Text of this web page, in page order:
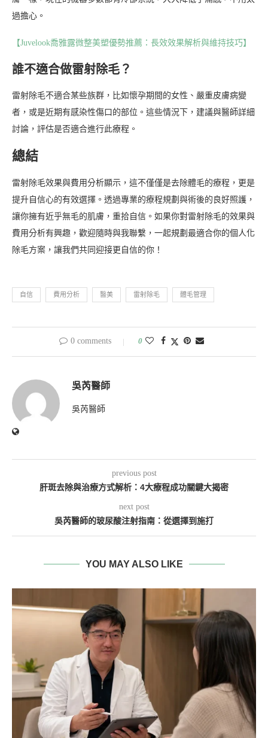
過擔心。
【Juvelook喬雅露微整美塑優勢推薦：長效效果解析與維持技巧】
誰不適合做雷射除毛？
雷射除毛不適合某些族群，比如懷孕期間的女性、嚴重皮膚病變
者，或是近期有感染性傷口的部位。這些情況下，建議與醫師詳細
討論，評估是否適合進行此療程。
總結
雷射除毛效果與費用分析顯示，這不僅僅是去除體毛的療程，更是
提升自信心的有效選擇。透過專業的療程規劃與術後的良好照護，
讓你擁有近乎無毛的肌膚，重拾自信。如果你對雷射除毛的效果與
費用分析有興趣，歡迎隨時與我聯繫，一起規劃最適合你的個人化
除毛方案，讓我們共同迎接更自信的你！
自信 費用分析 醫美 雷射除毛 體毛管理
0 comments 0
吳芮醫師
吳芮醫師
previous post
肝斑去除與治療方式解析：4大療程成功關鍵大揭密
next post
吳芮醫師的玻尿酸注射指南：從選擇到施打
YOU MAY ALSO LIKE